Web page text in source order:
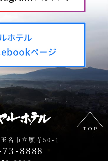
名市立願寺50-1
73-8888